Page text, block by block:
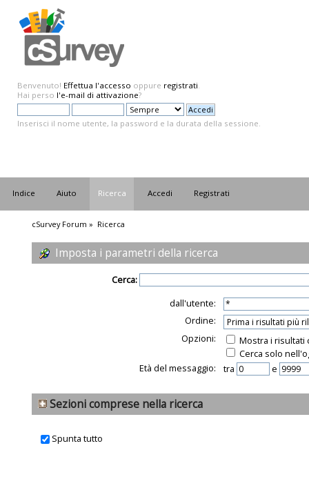
Benvenuto! Effettua l'accesso oppure registrati.
Hai perso l'e-mail di attivazione?
Inserisci il nome utente, la password e la durata della sessione.
Indice Aiuto Ricerca Accedi Registrati
cSurvey Forum » Ricerca
Imposta i parametri della ricerca
Cerca:
dall'utente:
Ordine:
Opzioni:
Mostra i risultati
Cerca solo
Età del messaggio:
tra e
Sezioni comprese nella ricerca
Spunta tutto